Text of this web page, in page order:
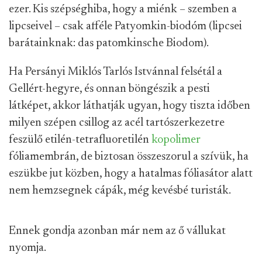
ezer. Kis szépséghiba, hogy a miénk – szemben a
lipcseivel – csak afféle Patyomkin-biodóm (lipcsei
barátainknak: das patomkinsche Biodom).
Ha Persányi Miklós Tarlós Istvánnal felsétál a
Gellért-hegyre, és onnan böngészik a pesti
látképet, akkor láthatják ugyan, hogy tiszta időben
milyen szépen csillog az acél tartószerkezetre
feszülő etilén-tetrafluoretilén kopolimer
fóliamembrán, de biztosan összeszorul a szívük, ha
eszükbe jut közben, hogy a hatalmas fóliasátor alatt
nem hemzsegnek cápák, még kevésbé turisták.
Ennek gondja azonban már nem az ő vállukat
nyomja.